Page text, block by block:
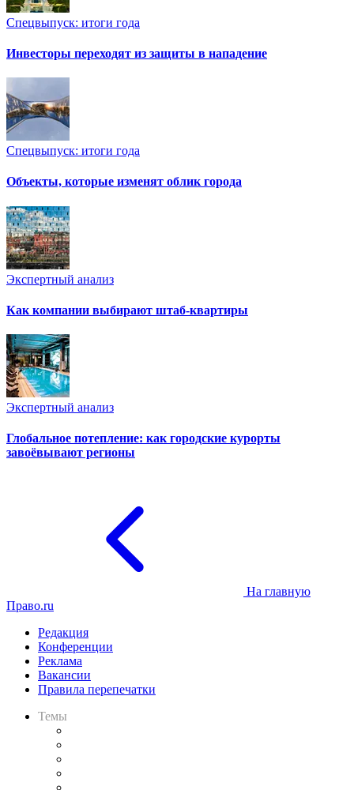
Спецвыпуск: итоги года
Инвесторы переходят из защиты в нападение
Спецвыпуск: итоги года
Объекты, которые изменят облик города
Экспертный анализ
Как компании выбирают штаб-квартиры
Экспертный анализ
Глобальное потепление: как городские курорты
завоёвывают регионы
На главную
Право.ru
Редакция
Конференции
Реклама
Вакансии
Правила перепечатки
Темы